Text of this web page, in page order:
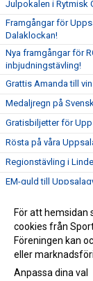
Julpokalen i Rytmisk
Framgångar för
Dalaklockan!
Nya framgångar för
inbjudningstävling!
Grattis Amanda till
Medaljregn på
Gratisbiljetter för
Rösta på våra
Regionstävling i
EM-guld till
1 guld, 2 silver, 2
Gymnastik
För att hemsidan
cookies från
Föreningen kan
eller
Anpassa dina val